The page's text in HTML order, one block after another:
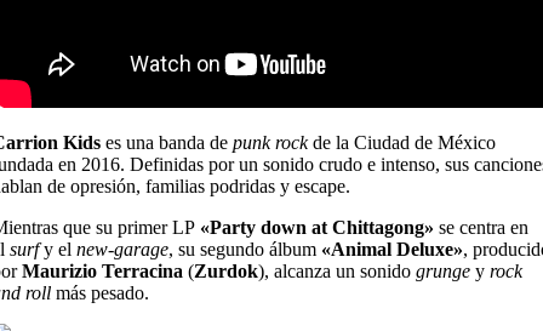
Kids es una banda de punk rockde la Ciudad de México
en 2016. Definidas por un sonido crudo e intenso, sus
de opresión, familias podridas y escape.
que su primer LP «Party down at Chittagong» se centra en
surfy el new-garage, su segundo álbum «Animal Deluxe»,
Maurizio Terracina (Zurdok), alcanza un sonido grunge y rock
roll más pesado.